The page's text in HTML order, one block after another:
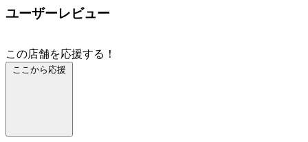
ユーザーレビュー
この店舗を応援する！
ここから応援